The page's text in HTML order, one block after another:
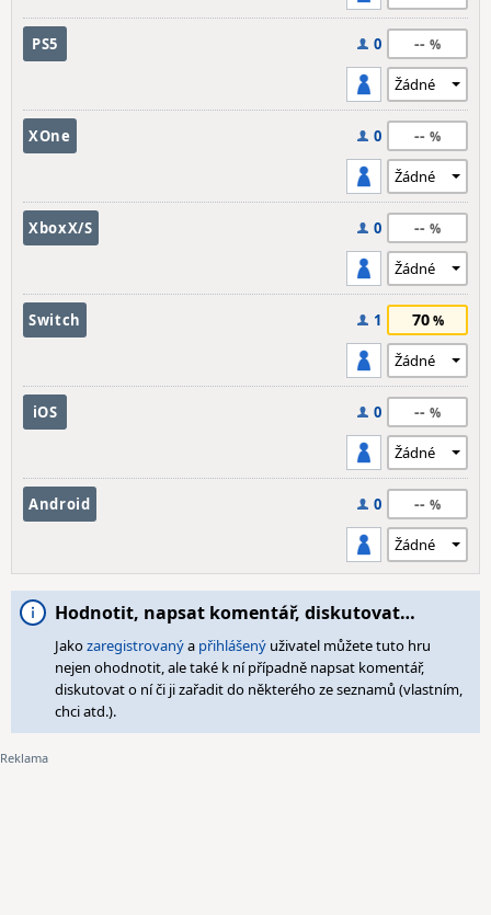
PS5 0 --
XOne 0 --
XboxX/S 0 --
Switch 1 70
iOS 0 --
Android 0 --
Hodnotit, napsat komentář, diskutovat…
Jakozaregistrovanýa přihlášený uživatel můžete tuto hru
nejen ohodnotit, ale také k ní případně napsat komentář,
diskutovat o ní či ji zařadit do některého ze seznamů (vlastním,
chci atd.).